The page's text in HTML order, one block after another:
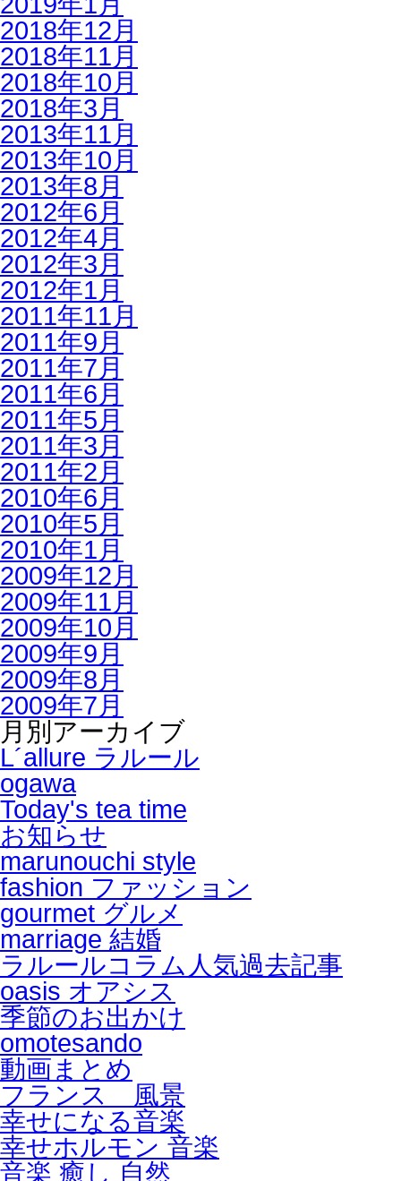
2018年12月
2018年11月
2018年10月
2018年3月
2013年11月
2013年10月
2013年8月
2012年6月
2012年4月
2012年3月
2012年1月
2011年11月
2011年9月
2011年7月
2011年6月
2011年5月
2011年3月
2011年2月
2010年6月
2010年5月
2010年1月
2009年12月
2009年11月
2009年10月
2009年9月
2009年8月
2009年7月
月別アーカイブ
L´allure ラルール
ogawa
Today's tea time
お知らせ
marunouchi style
fashion ファッション
gourmet グルメ
marriage 結婚
ラルールコラム人気過去記事
oasis オアシス
季節のお出かけ
omotesando
動画まとめ
フランス 風景
幸せになる音楽
幸せホルモン 音楽
音楽 癒し 自然